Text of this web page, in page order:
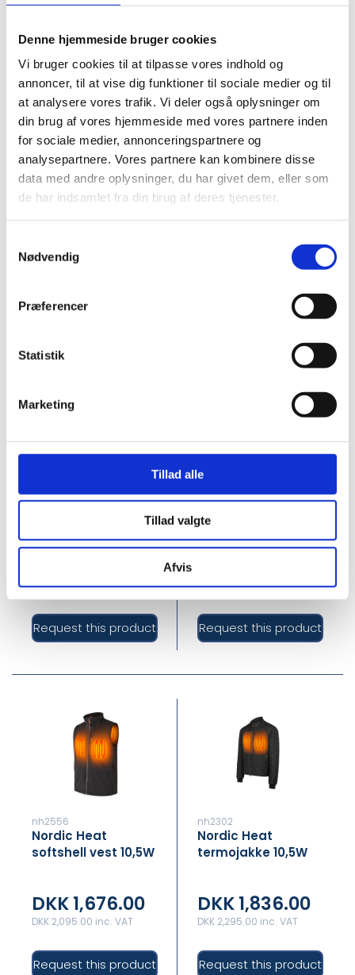
Denne hjemmeside bruger cookies
Vi bruger cookies til at tilpasse vores indhold og
annoncer, til at vise dig funktioner til sociale medier og til
at analysere vores trafik. Vi deler også oplysninger om
din brug af vores hjemmeside med vores partnere inden
for sociale medier, annonceringspartnere og
analysepartnere. Vores partnere kan kombinere disse
data med andre oplysninger, du har givet dem, eller som
de har indsamlet fra din brug af deres tjenester.
Nødvendig
Præferencer
Statistik
Marketing
Tillad alle
Tillad valgte
Afvis
BRYNJEPHOENIX903
Brynje
Sikkerhedssko
Phoenix
DKK 1,299.00
NEWLOGICW
New Balance
Sikkerhedssko
Dame Logic Black
DKK 1,700.00
DKK 2,125.00 inc. VAT
Request this product
Nordic Heat
DKK 1,995.00 inc. VAT
Request this product
Nordic Heat Sort
softshell
varmevest - Herre
DKK 1,995.00 inc. VAT
Request this product
nh2556
Nordic Heat
softshell vest 10,5W
DKK 1,676.00
DKK 2,095.00 inc. VAT
Request this product
nh2302
Nordic Heat
termojakke 10,5W
DKK 1,836.00
DKK 2,295.00 inc. VAT
Request this product